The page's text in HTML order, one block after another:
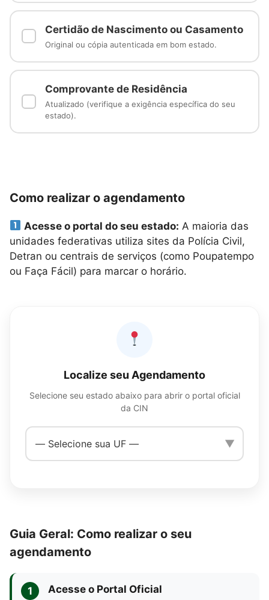
Certidão de Nascimento ou Casamento
Original ou cópia autenticada em bom estado.
Comprovante de Residência
Atualizado (verifique a exigência específica do seu
estado).
Como realizar o agendamento
Acesse o portal do seu estado: A maioria das
unidades federativas utiliza sites da Polícia Civil,
Detran ou centrais de serviços (como Poupatempo
ou Faça Fácil) para marcar o horário.
Localize seu Agendamento
Selecione seu estado abaixo para abrir o portal oficial
da CIN
▼
Guia Geral: Como realizar o seu
agendamento
1 Acesse o Portal Oficial